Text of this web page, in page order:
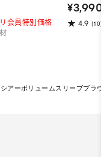
会員特別価格
ーパー
ット）
4.9
シアーボリュームスリーブブラ